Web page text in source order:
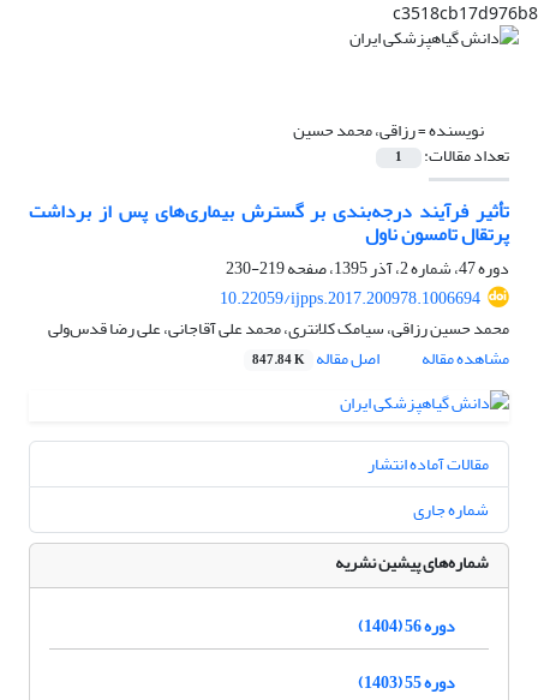
c3518cb17d976b8
نویسنده =رزاقی، محمد حسین
تعداد مقالات: 1
تأثیر فرآیند درجه‌بندی بر گسترش بیماری‌های پس از برداشت
پرتقال تامسون ناول
دوره 47، شماره 2، آذر 1395، صفحه
219-230
10.22059/ijpps.2017.200978.1006694
محمد حسین رزاقی، سیامک کلانتری، محمد علی آقاجانی، علی رضا قدس‌ولی
مشاهده مقاله
اصل مقاله 847.84 K
مقالات آماده انتشار
شماره جاری
شماره‌های پیشین نشریه
دوره 56 (1404)
دوره 55 (1403)